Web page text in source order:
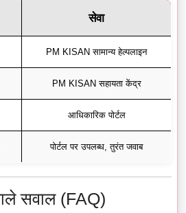
सेवा
PM KISAN सामान्य हेल्पलाइन
PM KISAN सहायता केंद्र
आधिकारिक पोर्टल
पोर्टल पर उपलब्ध, तुरंत जवाब
सवाल (FAQ)